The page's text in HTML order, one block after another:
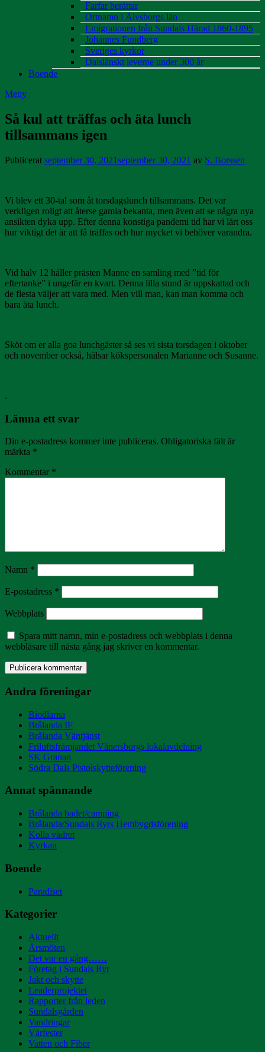
Farfar berättar
Ortnamn i Älvsborgs län
Emigrationen från Sundals Härad 1860-1895
Johannes Fundberg
Sveriges kyrkor
Dalslänskt leverne under 300 år
Boende
Meny
Så kul att träffas och äta lunch
tillsammans igen
Publicerat september 30, 2021september 30, 2021 av S. Borssen
Vi blev ett 30-tal som åt torsdagslunch tillsammans. Det var
verkligen roligt att återse gamla bekanta, men även att se några nya
ansikten dyka upp. Efter denna konstiga pandemi tid har vi lärt oss
hur viktigt det är att få träffas och hur mycket vi behöver varandra.
Vid halv 12 håller prästen Manne en samling med ”tid för
eftertanke” i ungefär en kvart. Denna lilla stund är uppskattad och
de flesta väljer att vara med. Men vill man, kan man komma och
bara äta lunch.
Sköt om er alla goa lunchgäster så ses vi sista torsdagen i oktober
och november också, hälsar kökspersonalen Marianne och Susanne.
.
Lämna ett svar
Din e-postadress kommer inte publiceras. Obligatoriska fält är
märkta *
Kommentar *
Namn *
E-postadress *
Webbplats
Spara mitt namn, min e-postadress och webbplats i denna
webbläsare till nästa gång jag skriver en kommentar.
Andra föreningar
Biodlarna
Brålanda IF
Brålanda Väntjänst
Friluftsfrämjandet Vänersborgs lokalavdelning
SK Granan
Södra Dals Pistolskytteförening
Annat spännande
Brålanda badet/camping
Brålanda/Sundals Ryrs Hembygdsförening
Kolla vädret
Kyrkan
Boende
Paradiset
Kategorier
Aktuellt
Årsmöten
Det var en gång……
Företag i Sundals Ryr
Jakt och skytte
Leaderprojektet
Rapporter från leden
Sundalsgården
Vandringar
Vårfester
Vatten och Fiber